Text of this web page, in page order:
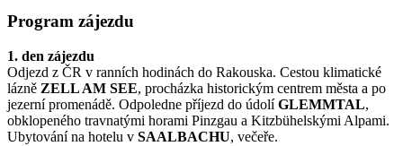
Program zájezdu
1. den zájezdu
Odjezd z ČR v ranních hodinách do Rakouska. Cestou klimatické
lázně ZELL AM SEE, procházka historickým centrem města a po
jezerní promenádě. Odpoledne příjezd do údolíGLEMMTAL,
obklopeného travnatými horami Pinzgau a Kitzbühelskými Alpami.
Ubytování na hotelu v SAALBACHU, večeře.